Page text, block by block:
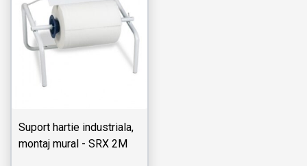
Suport hartie industriala,
montaj mural - SRX 2M